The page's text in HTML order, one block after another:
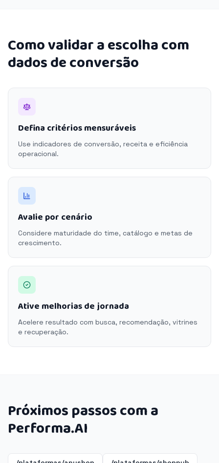
Como validar a escolha com
dados de conversão
Defina critérios mensuráveis
Use indicadores de conversão, receita e eficiência
operacional.
Avalie por cenário
Considere maturidade do time, catálogo e metas de
crescimento.
Ative melhorias de jornada
Acelere resultado com busca, recomendação, vitrines
e recuperação.
Próximos passos com a
Performa.AI